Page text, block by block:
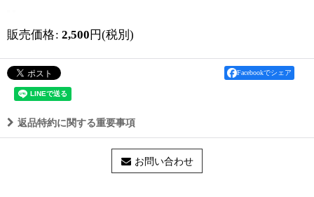
販売価格: 2,500 円(税別)
Facebookでシェア
返品特約に関する重要事項
お問い合わせ